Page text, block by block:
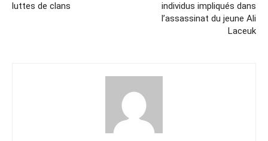
luttes de clans
individus impliqués dans
l’assassinat du jeune Ali
Laceuk